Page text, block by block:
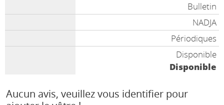
Bulletin
NADJA
Périodiques
Disponible
Disponible
Aucun avis, veuillez vous identifier pour